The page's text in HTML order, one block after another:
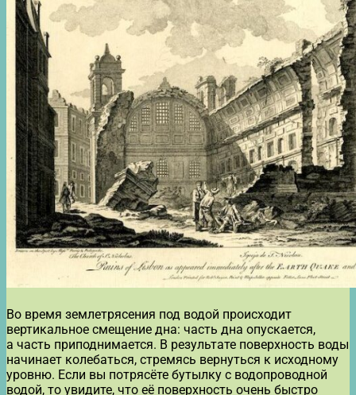
Во время землетрясения под водой происходит
вертикальное смещение дна: часть дна опускается,
а часть приподнимается. В результате поверхность воды
начинает колебаться, стремясь вернуться к исходному
уровню. Если вы потрясёте бутылку с водопроводной
водой, то увидите, что её поверхность очень быстро